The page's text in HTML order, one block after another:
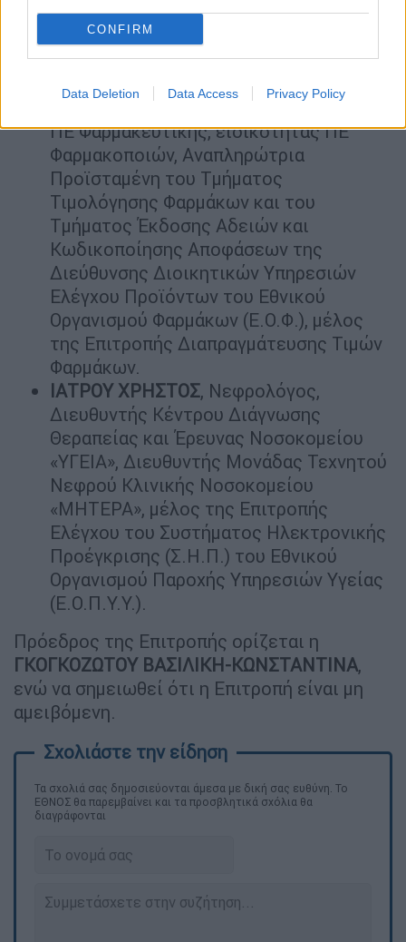
CONFIRM
Data Deletion Data Access Privacy Policy
Διεύθυνσης Φαρμάκου του Εθνικού
Οργανισμού Παροχής Υπηρεσιών Υγείας
(Ε.Ο.Π.Υ.Υ.), μέλος της Επιτροπής
Διαπραγμάτευσης Τιμών Φαρμάκων.
ΚΟΥΤΡΑΦΟΥΡΗ ΒΑΣΙΛΙΚΗ
, του κλάδου
ΠΕ Φαρμακευτικής, ειδικότητας ΠΕ
Φαρμακοποιών, Αναπληρώτρια
Προϊσταμένη του Τμήματος
Τιμολόγησης Φαρμάκων και του
Τμήματος Έκδοσης Αδειών και
Κωδικοποίησης Αποφάσεων της
Διεύθυνσης Διοικητικών Υπηρεσιών
Ελέγχου Προϊόντων του Εθνικού
Οργανισμού Φαρμάκων (Ε.Ο.Φ.), μέλος
της Επιτροπής Διαπραγμάτευσης Τιμών
Φαρμάκων.
ΙΑΤΡΟΥ ΧΡΗΣΤΟΣ, Νεφρολόγος,
Διευθυντής Κέντρου Διάγνωσης
Θεραπείας και Έρευνας Νοσοκομείου
«ΥΓΕΙΑ», Διευθυντής Μονάδας Τεχνητού
Νεφρού Κλινικής Νοσοκομείου
«ΜΗΤΕΡΑ», μέλος της Επιτροπής
Ελέγχου του Συστήματος Ηλεκτρονικής
Προέγκρισης (Σ.Η.Π.) του Εθνικού
Οργανισμού Παροχής Υπηρεσιών Υγείας
(Ε.Ο.Π.Υ.Υ.).
Πρόεδρος της Επιτροπής ορίζεται η
ΓΚΟΓΚΟΖΩΤΟΥ ΒΑΣΙΛΙΚΗ-ΚΩΝΣΤΑΝΤΙΝΑ,
ενώ να σημειωθεί ότι η Επιτροπή είναι μη
αμειβόμενη.
Τα σχολιά σας δημοσιεύονται άμεσα με δική σας ευθύνη. Το
ΕΘΝΟΣ θα παρεμβαίνει και τα προσβλητικά σχόλια θα
διαγράφονται